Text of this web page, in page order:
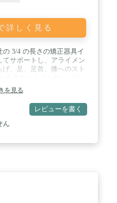
詳しく見る
の 3/4 の長さの矯正器具イ
てサポートし、アライメン
げ、足、足首、膝へのスト
足底筋膜炎、かかとの痛
一般的な足の病気の痛みを
プロフェッショナルなデザ
で足のアーチをしっかり
。 中足骨パッドが広がり
、トップファブリックは足
く保ちます。 / 【日常使用
トシューズインサートは、
を見る
レビューを書く
ん